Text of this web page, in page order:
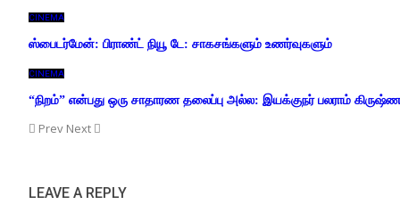
CINEMA
ஸ்பைடர்மேன்: பிராண்ட் நியூ டே: சாகசங்களும் உணர்வுகளும்
CINEMA
“நிறம்” என்பது ஒரு சாதாரண தலைப்பு அல்ல: இயக்குநர் பலராம்
Prev Next
LEAVE A REPLY